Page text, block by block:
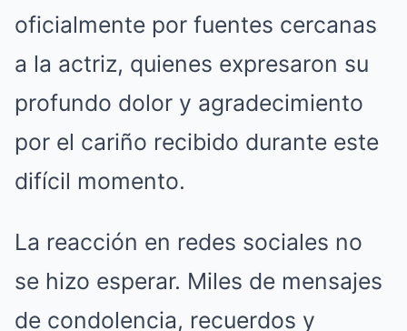
oficialmente por fuentes cercanas
a la actriz, quienes expresaron su
profundo dolor y agradecimiento
por el cariño recibido durante este
difícil momento.
La reacción en redes sociales no
se hizo esperar. Miles de mensajes
de condolencia, recuerdos y